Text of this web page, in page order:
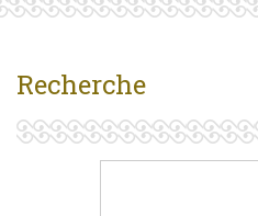
Recherche